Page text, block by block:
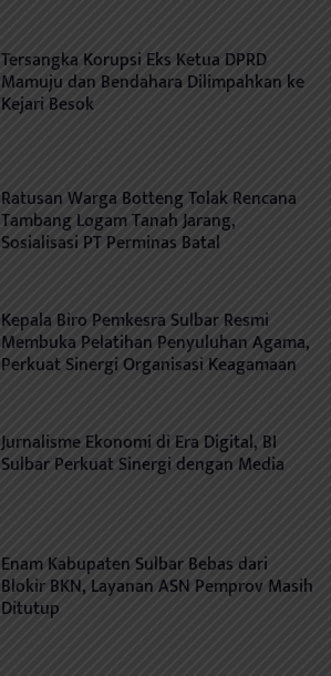
Tersangka Korupsi Eks Ketua DPRD
Mamuju dan Bendahara Dilimpahkan ke
Kejari Besok
Ratusan Warga Botteng Tolak Rencana
Tambang Logam Tanah Jarang,
Sosialisasi PT Perminas Batal
Kepala Biro Pemkesra Sulbar Resmi
Membuka Pelatihan Penyuluhan Agama,
Perkuat Sinergi Organisasi Keagamaan
Jurnalisme Ekonomi di Era Digital, BI
Sulbar Perkuat Sinergi dengan Media
Enam Kabupaten Sulbar Bebas dari
Blokir BKN, Layanan ASN Pemprov Masih
Ditutup